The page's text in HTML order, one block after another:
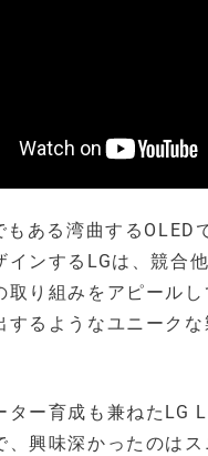
もある湾曲するOLED
インするLGは、競合
取り組みをアピール
するようなユニーク
ター育成も兼ねたLG
、興味深かったのは